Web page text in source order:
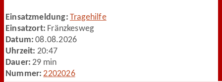
Einsatzmeldung: Tragehilfe
Einsatzort: Fränzkesweg
Datum: 08.08.2026
Uhrzeit: 20:47
Dauer: 29 min
Nummer: 2202026